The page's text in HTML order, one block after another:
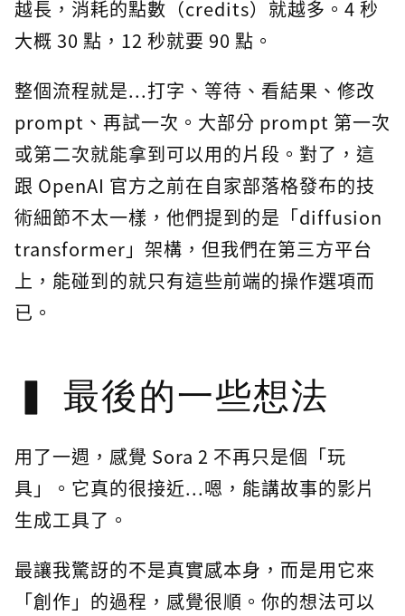
越長，消耗的點數（credits）就越多。4 秒
大概 30 點，12 秒就要 90 點。
整個流程就是...打字、等待、看結果、修改
prompt、再試一次。大部分 prompt 第一次
或第二次就能拿到可以用的片段。對了，這
跟 OpenAI 官方之前在自家部落格發布的技
術細節不太一樣，他們提到的是「diffusion
transformer」架構，但我們在第三方平台
上，能碰到的就只有這些前端的操作選項而
已。
最後的一些想法
用了一週，感覺 Sora 2 不再只是個「玩
具」。它真的很接近...嗯，能講故事的影片
生成工具了。
最讓我驚訝的不是真實感本身，而是用它來
「創作」的過程，感覺很順。你的想法可以